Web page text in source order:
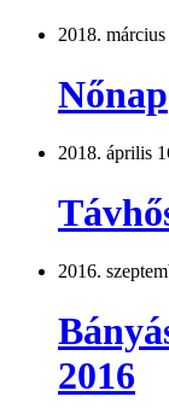
2018.
Nőnap
2018. április
2016.
2016